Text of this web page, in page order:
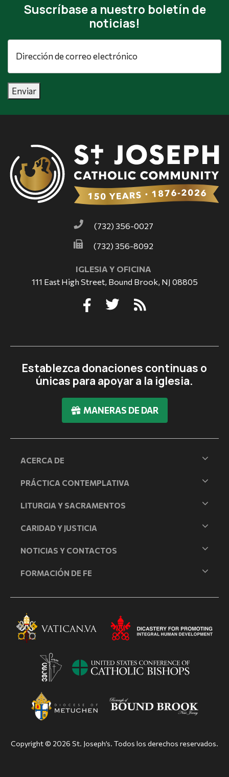
Suscríbase a nuestro boletín de
noticias!
Dirección
de
Enviar
(732) 356-0027
(732) 356-8092
IGLESIA Y OFICINA
111 East High Street, Bound Brook, NJ 08805
Establezca donaciones continuas o
únicas para apoyar a la iglesia.
MANERAS DE DAR
ACERCA DE
PRÁCTICA CONTEMPLATIVA
LITURGIA Y SACRAMENTOS
CARIDAD Y JUSTICIA
NOTICIAS Y CONTACTOS
FORMACIÓN DE FE
Copyright © 2026 St. Joseph’s. Todos los derechos reservados.